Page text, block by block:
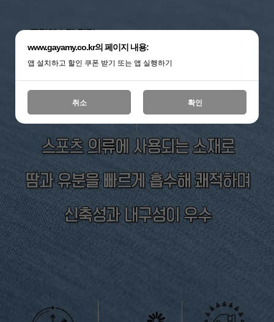
www.gayamy.co.kr의 페이지 내용:
앱 설치하고 할인 쿠폰 받기 또는 앱 실행하기
취소 확인